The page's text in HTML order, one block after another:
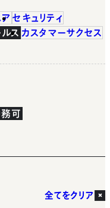
セキュリティ
ス カスタマーサクセス
務可
全てをクリア